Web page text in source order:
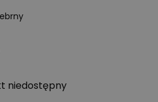
niedostępny